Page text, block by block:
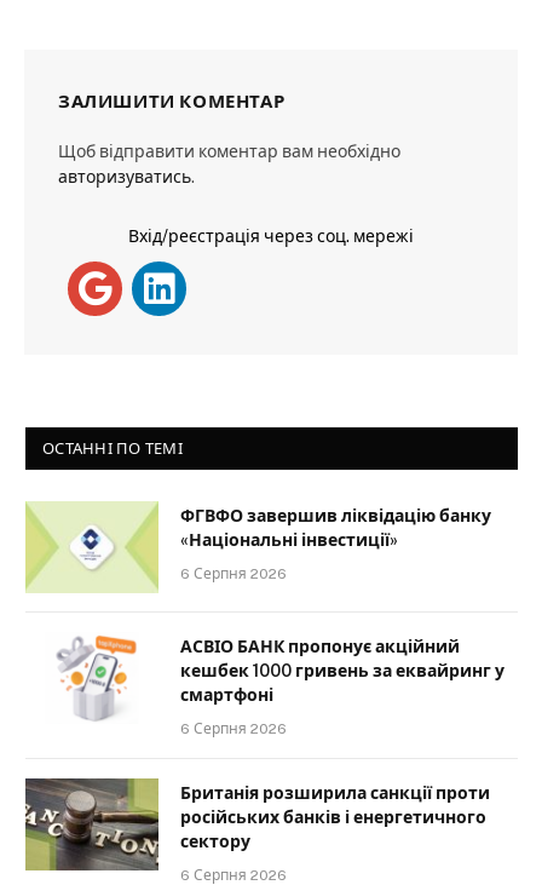
ЗАЛИШИТИ КОМЕНТАР
Щоб відправити коментар вам необхідно
авторизуватись.
Вхід/реєстрація через соц. мережі
ОСТАННІ ПО ТЕМІ
ФГВФО завершив ліквідацію банку
«Національні інвестиції»
6 Серпня 2026
АСВІО БАНК пропонує акційний
кешбек 1000 гривень за еквайринг у
смартфоні
6 Серпня 2026
Британія розширила санкції проти
російських банків і енергетичного
сектору
6 Серпня 2026